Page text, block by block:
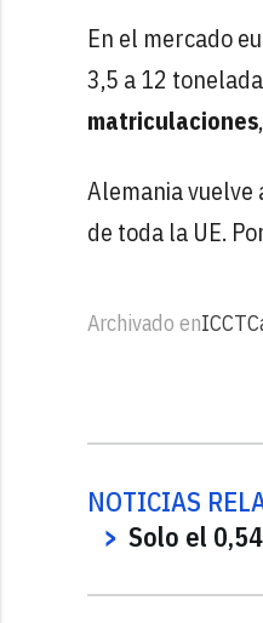
En el mercado
3,5 a 12
matriculaciones
Alemania vuelve
de toda la UE.
Archivado enICCT
NOTICIAS
Solo el